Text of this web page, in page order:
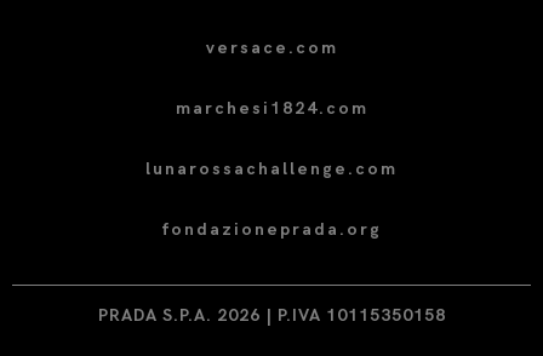
versace.com
marchesi1824.com
lunarossachallenge.com
fondazioneprada.org
PRADA S.P.A. 2026 | P.IVA 10115350158